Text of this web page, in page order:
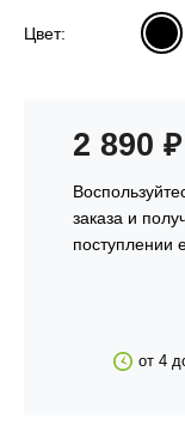
Цвет:
2 890 ₽
заказа и
поступлении
от 4